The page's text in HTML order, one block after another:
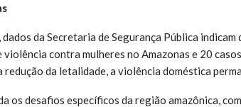
da Secretaria de Segurança Pública
contra mulheres no Amazonas e 20
redução da letalidade, a violência doméstica
os desafios específicos da região amazônica,